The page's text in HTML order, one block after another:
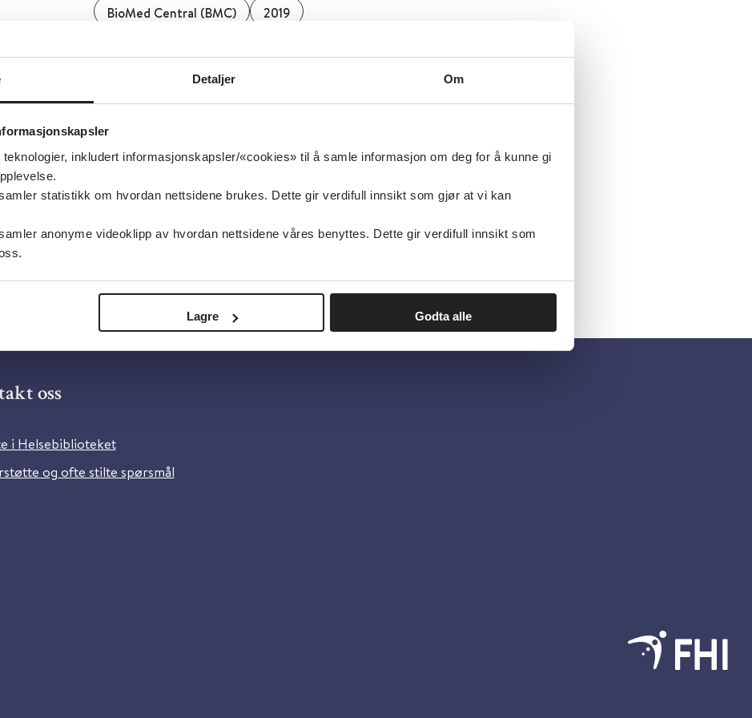
Detaljer Om
inkludert informasjonskapsler/«cookies» til å samle informasjon om deg for å kunne gi
statistikk om hvordan nettsidene brukes. Dette gir verdifull innsikt som gjør at vi kan
anonyme videoklipp av hvordan nettsidene våres benyttes. Dette gir verdifull innsikt som
Lagre Godta alle
BioMed Central (BMC) 2019
Detaljer
oss
i Helsebiblioteket
og ofte stilte spørsmål